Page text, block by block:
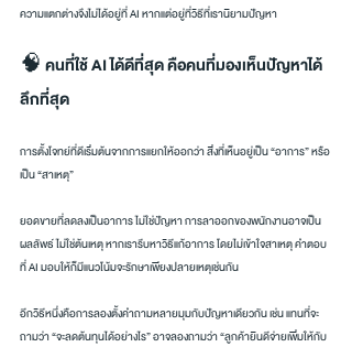
ความแตกต่างจึงไม่ได้อยู่ที่ AI หากแต่อยู่ที่วิธีที่เรานิยามปัญหา
🧠 คนที่ใช้ AI ได้ดีที่สุด คือคนที่มองเห็นปัญหาได้
ลึกที่สุด
การตั้งโจทย์ที่ดีเริ่มต้นจากการแยกให้ออกว่า สิ่งที่เห็นอยู่เป็น “อาการ” หรือ
เป็น “สาเหตุ”
ยอดขายที่ลดลงเป็นอาการ ไม่ใช่ปัญหา การลาออกของพนักงานอาจเป็น
ผลลัพธ์ ไม่ใช่ต้นเหตุ หากเรารีบหาวิธีแก้อาการ โดยไม่เข้าใจสาเหตุ คำตอบ
ที่ AI มอบให้ก็มีแนวโน้มจะรักษาเพียงปลายเหตุเช่นกัน
อีกวิธีหนึ่งคือการลองตั้งคำถามหลายมุมกับปัญหาเดียวกัน เช่น แทนที่จะ
ถามว่า “จะลดต้นทุนได้อย่างไร” อาจลองถามว่า “ลูกค้ายินดีจ่ายเพิ่มให้กับ